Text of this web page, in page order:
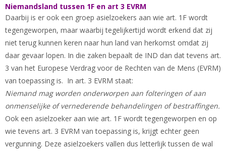
Niemandsland tussen 1F en art 3 EVRM
Daarbij is er ook een groep asielzoekers aan wie art. 1F wordt
tegengeworpen, maar waarbij tegelijkertijd wordt erkend dat zij
niet terug kunnen keren naar hun land van herkomst omdat zij
daar gevaar lopen. In die zaken bepaalt de IND dan dat tevens art.
3 van het Europese Verdrag voor de Rechten van de Mens (EVRM)
van toepassing is. In art. 3 EVRM staat:
Niemand mag worden onderworpen aan folteringen of aan
onmenselijke of vernederende behandelingen of bestraffingen.
Ook een asielzoeker aan wie art. 1F wordt tegengeworpen en op
wie tevens art. 3 EVRM van toepassing is, krijgt echter geen
vergunning. Deze asielzoekers vallen dus letterlijk tussen de wal